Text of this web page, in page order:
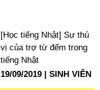
[Học tiếng Nhật] Sự thú
vị của trợ từ đếm trong
tiếng Nhật
19/09/2019
SINH VIÊN